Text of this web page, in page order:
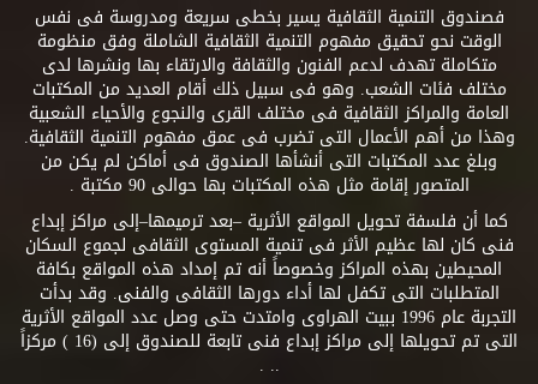
فصندوق التنمية الثقافية يسير بخطى سريعة ومدروسة فى نفس
الوقت نحو تحقيق مفهوم التنمية الثقافية الشاملة وفق منظومة
متكاملة تهدف لدعم الفنون والثقافة والارتقاء بها ونشرها لدى
مختلف فئات الشعب. وهو فى سبيل ذلك أقام العديد من المكتبات
العامة والمراكز الثقافية فى مختلف القرى والنجوع والأحياء الشعبية
وهذا من أهم الأعمال التى تضرب فى عمق مفهوم التنمية الثقافية.
وبلغ عدد المكتبات التى أنشأها الصندوق فى أماكن لم يكن من
المتصور إقامة مثل هذه المكتبات بها حوالى 90 مكتبة .
كما أن فلسفة تحويل المواقع الأثرية –بعد ترميمها–إلى مراكز إبداع
فنى كان لها عظيم الأثر فى تنمية المستوى الثقافى لجموع السكان
المحيطين بهذه المراكز وخصوصاً أنه تم إمداد هذه المواقع بكافة
المتطلبات التى تكفل لها أداء دورها الثقافى والفنى. وقد بدأت
التجربة عام 1996 ببيت الهراوى وامتدت حتى وصل عدد المواقع الأثرية
التى تم تحويلها إلى مراكز إبداع فنى تابعة للصندوق إلى (16 ) مركزاً
.. .